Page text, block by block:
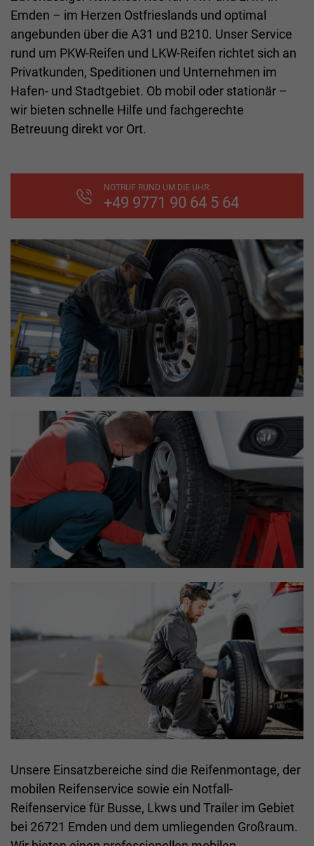
Emden – im Herzen Ostfrieslands und optimal
angebunden über die A31 und B210. Unser Service
rund um PKW-Reifen und LKW-Reifen richtet sich an
Privatkunden, Speditionen und Unternehmen im
Hafen- und Stadtgebiet. Ob mobil oder stationär –
wir bieten schnelle Hilfe und fachgerechte
Betreuung direkt vor Ort.
NOTRUF RUND UM DIE UHR:
+49 9771 90 64 5 64
Unsere Einsatzbereiche sind die Reifenmontage, der
mobilen Reifenservice sowie ein Notfall-
Reifenservice für Busse, Lkws und Trailer im Gebiet
bei 26721 Emden und dem umliegenden Großraum.